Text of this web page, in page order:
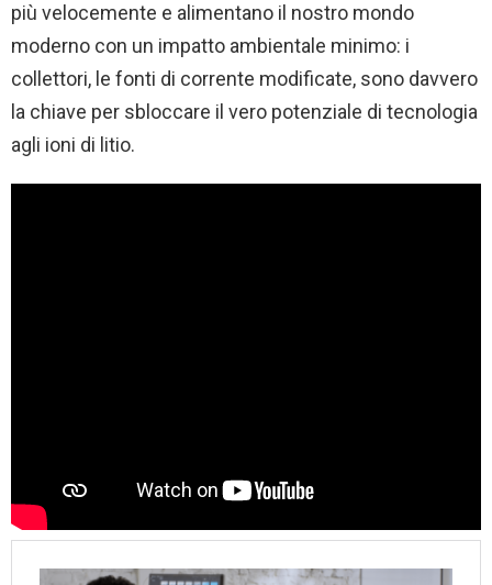
più velocemente e alimentano il nostro mondo
moderno con un impatto ambientale minimo: i
collettori, le fonti di corrente modificate, sono davvero
la chiave per sbloccare il vero potenziale di tecnologia
agli ioni di litio.